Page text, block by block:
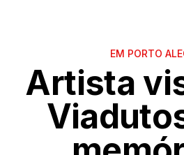
EM PORTO
Artista